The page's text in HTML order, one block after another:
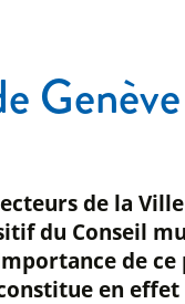
de la
du Conseil
de
en effet